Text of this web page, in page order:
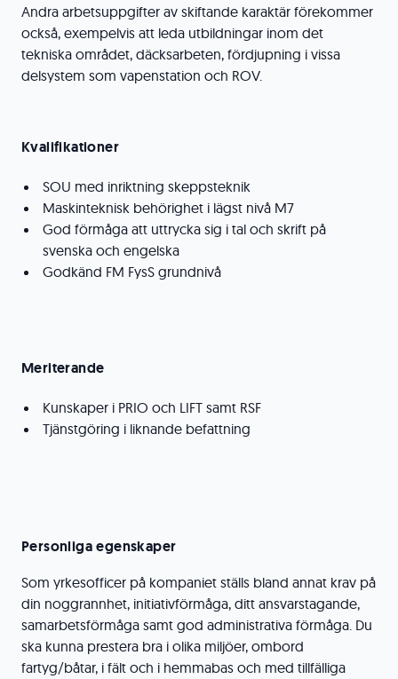
Andra arbetsuppgifter av skiftande karaktär förekommer
också, exempelvis att leda utbildningar inom det
tekniska området, däcksarbeten, fördjupning i vissa
delsystem som vapenstation och ROV.
Kvalifikationer
SOU med inriktning skeppsteknik
Maskinteknisk behörighet i lägst nivå M7
God förmåga att uttrycka sig i tal och skrift på
svenska och engelska
Godkänd FM FysS grundnivå
Meriterande
Kunskaper i PRIO och LIFT samt RSF
Tjänstgöring i liknande befattning
Personliga egenskaper
Som yrkesofficer på kompaniet ställs bland annat krav på
din noggrannhet, initiativförmåga, ditt ansvarstagande,
samarbetsförmåga samt god administrativa förmåga. Du
ska kunna prestera bra i olika miljöer, ombord
fartyg/båtar, i fält och i hemmabas och med tillfälliga